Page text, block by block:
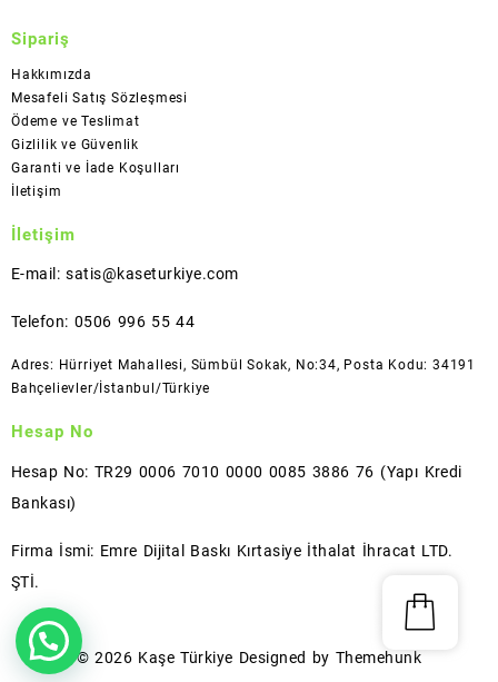
Sipariş
Hakkımızda
Mesafeli Satış Sözleşmesi
Ödeme ve Teslimat
Gizlilik ve Güvenlik
Garanti ve İade Koşulları
İletişim
İletişim
E-mail: satis@kaseturkiye.com
Telefon: 0506 996 55 44
Adres: Hürriyet Mahallesi, Sümbül Sokak, No:34, Posta Kodu: 34191
Bahçelievler/İstanbul/Türkiye
Hesap No
Hesap No: TR29 0006 7010 0000 0085 3886 76 (Yapı Kredi
Bankası)
Firma İsmi: Emre Dijital Baskı Kırtasiye İthalat İhracat LTD.
ŞTİ.
© 2026 Kaşe Türkiye Designed by Themehunk